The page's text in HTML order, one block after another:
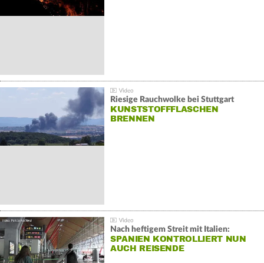
Riesige Rauchwolke bei Stuttgart
KUNSTSTOFFFLASCHEN
BRENNEN
Nach heftigem Streit mit Italien:
SPANIEN KONTROLLIERT NUN
AUCH REISENDE